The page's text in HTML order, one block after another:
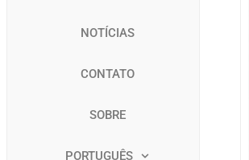
NOTÍCIAS
CONTATO
SOBRE
PORTUGUÊS